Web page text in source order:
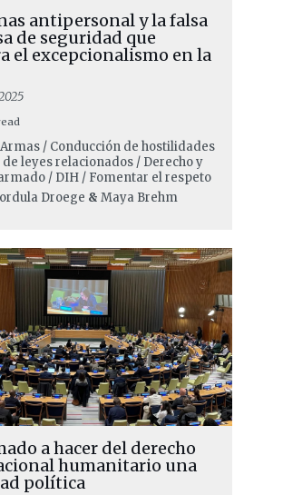
antipersonal y la falsa
de seguridad que
el excepcionalismo en la
/ Conducción de hostilidades
de leyes relacionados / Derecho y
/ DIH / Fomentar el respeto
Droege & Maya Brehm
a hacer del derecho
humanitario una
política